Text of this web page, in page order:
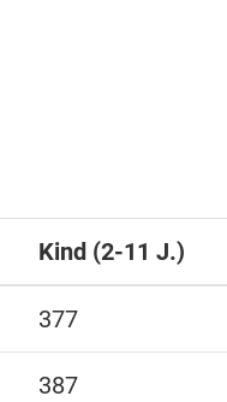
Kind (2-11 J.)
377
387